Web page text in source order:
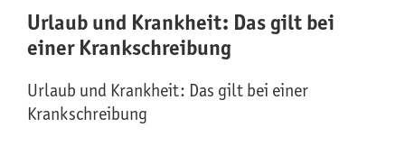
Urlaub und Krankheit: Das gilt bei
einer Krankschreibung
Urlaub und Krankheit: Das gilt bei einer
Krankschreibung